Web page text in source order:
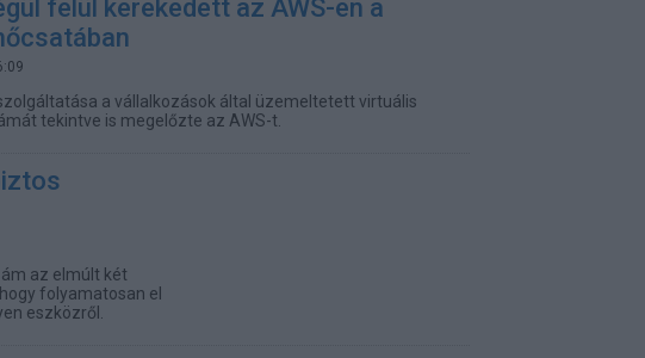
felül kerekedett az AWS-en a
a vállalkozások által üzemeltetett virtuális
tekintve is megelőzte az AWS-t.
az elmúlt két
folyamatosan el
eszközről.